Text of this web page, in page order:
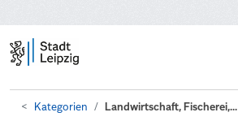
Kategorien Landwirtschaft, Fischerei,...